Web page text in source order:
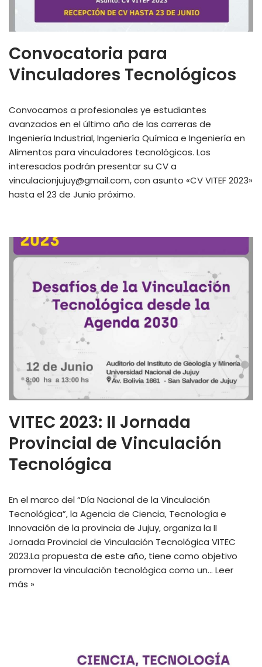
Convocatoria para
Vinculadores Tecnológicos
Convocamos a profesionales ye estudiantes
avanzados en el último año de las carreras de
Ingeniería Industrial, Ingeniería Química e Ingeniería en
Alimentos para vinculadores tecnológicos. Los
interesados podrán presentar su CV a
vinculacionjujuy@gmail.com, con asunto «CV VITEF 2023»
hasta el 23 de Junio próximo.
VITEC 2023: II Jornada
Provincial de Vinculación
Tecnológica
En el marco del “Día Nacional de la Vinculación
Tecnológica”, la Agencia de Ciencia, Tecnología e
Innovación de la provincia de Jujuy, organiza la II
Jornada Provincial de Vinculación Tecnológica VITEC
2023.La propuesta de este año, tiene como objetivo
promover la vinculación tecnológica como un… Leer
más »